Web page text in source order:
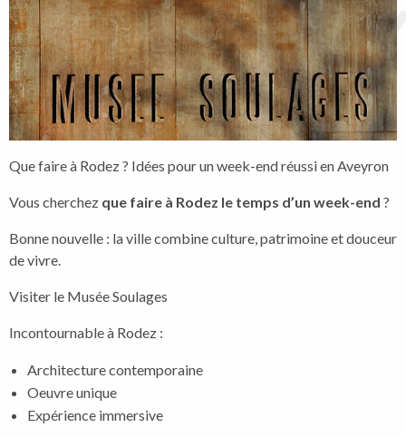
Que faire à Rodez ? Idées pour un week-end réussi en Aveyron
Vous cherchez que faire à Rodez le temps d’un week-end ?
Bonne nouvelle : la ville combine culture, patrimoine et douceur
de vivre.
Visiter le Musée Soulages
Incontournable à Rodez :
Architecture contemporaine
Oeuvre unique
Expérience immersive